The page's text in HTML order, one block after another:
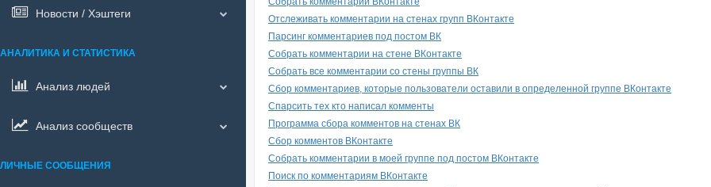
Отслеживать комментарии на стенах групп ВКонтакте
Парсинг комментариев под постом ВК
Собрать комментарии на стене ВКонтакте
Собрать все комментарии со стены группы ВК
Сбор комментариев, которые пользователи оставили в определенной группе ВКонтакте
Спарсить тех кто написал комменты
Программа сбора комментов на стенах ВК
Сбор комментов ВКонтакте
Собрать комментарии в моей группе под постом ВКонтакте
Поиск по комментариям ВКонтакте
Новости / Хэштеги
АНАЛИТИКА И СТАТИСТИКА
Анализ людей
Анализ сообществ
ЛИЧНЫЕ СООБЩЕНИЯ